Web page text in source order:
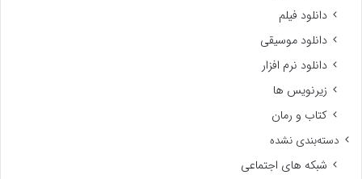
دانلود فیلم
دانلود موسیقی
دانلود نرم افزار
زیرنویس ها
کتاب و رمان
دسته‌بندی نشده
شبکه های اجتماعی